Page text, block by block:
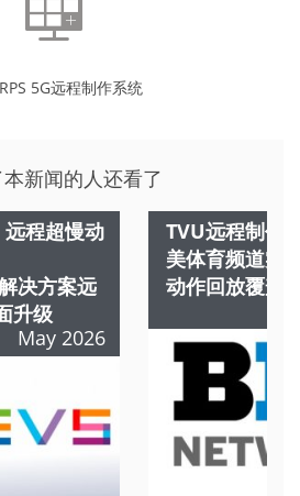
5G远程制作系统
新闻的人还看了
远程超慢动
决方案远
升级
May 2026
TVU远程制作
美体育频道实
动作回放覆盖